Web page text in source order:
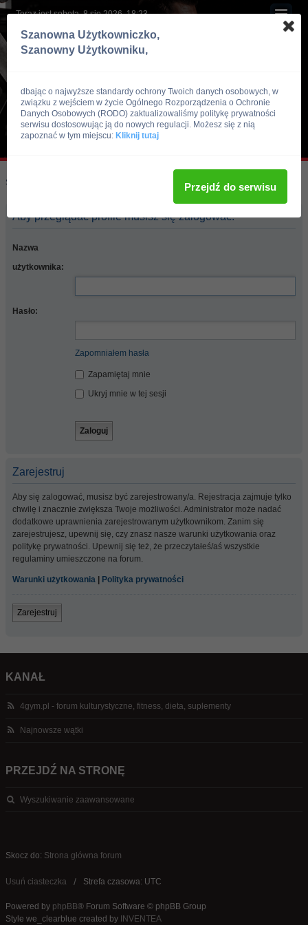
Teraz jest sobota, 8 sie 2026, 18:23
Skocz do:
Aby przeglądać profile musisz się zalogować.
Nazwa
użytkownika:
Hasło:
Zapomniałem hasła
Zapamiętaj mnie
Ukryj mnie w tej sesji
Zarejestruj
Aby się zalogować, musisz być zarejestrowany/a. Rejestracja zajmuje tylko
chwilę i znacznie zwiększa Twoje możliwości. Administrator może nadać
dodatkowe uprawnienia zarejestrowanym użytkownikom. Zanim się
zarejestrujesz, upewnij się, czy znasz nasze warunki użytkowania oraz
politykę prywatności. Upewnij się też, że przeczytałeś/aś wszystkie
regulaminy umieszczone na forum.
Warunki użytkowania Polityka prywatności
Zarejestruj
KANAŁ
4gym.pl - forum kulturystyczne, fitness, dieta, suplementy
Najnowsze wątki
PRZEJDŹ NA STRONĘ
Wyszukiwanie zaawansowane
Skocz do: Strona główna forum
Usuń ciasteczka Strefa czasowa: UTC
Powered by phpBB® Forum Software © phpBB Group
Style we_clearblue created by INVENTEA
Szanowna Użytkowniczko,
Szanowny Użytkowniku,
dbając o najwyższe standardy ochrony Twoich danych osobowych, w
związku z wejściem w życie Ogólnego Rozporządzenia o Ochronie
Danych Osobowych (RODO) zaktualizowaliśmy politykę prywatności
serwisu dostosowując ją do nowych regulacji. Możesz się z nią
zapoznać w tym miejscu: Kliknij tutaj
Przejdź do serwisu